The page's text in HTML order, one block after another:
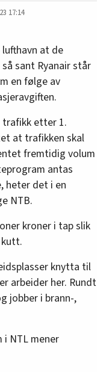
17:14
at de
sant Ryanair står
en følge av
trafikk etter 1.
at trafikken skal
fremtidig volum
antas
heter det i en
NTB.
kroner i tap slik
knytta til
arbeider her. Rundt
jobber i brann-,
i NTL mener